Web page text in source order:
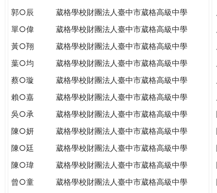
郭○辰 葳格學校財團法人臺中市葳格高級中學
單○偉
葳格學校財團法人臺中市葳格高級中學
黃○翔
葳格學校財團法人臺中市葳格高級中學
葉○均
葳格學校財團法人臺中市葳格高級中學
蔡○璇
葳格學校財團法人臺中市葳格高級中學
賴○嘉
葳格學校財團法人臺中市葳格高級中學
吳○承
葳格學校財團法人臺中市葳格高級中學
陳○妍
葳格學校財團法人臺中市葳格高級中學
陳○廷
葳格學校財團法人臺中市葳格高級中學
陳○瑋
葳格學校財團法人臺中市葳格高級中學
曾○童
葳格學校財團法人臺中市葳格高級中學